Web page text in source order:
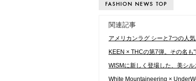
関連記事
アメリカンラグ シーと7つの人
KEEN × THCの第7弾。その名
WISMに新しく登場した、美シ
White Mountaineering ×